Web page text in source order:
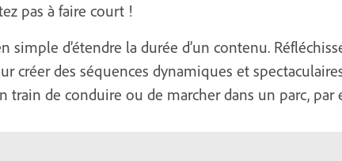
pas à faire court !
d’étendre la durée d’un contenu.
créer des séquences dynamiques et
de conduire ou de marcher dans un parc, par